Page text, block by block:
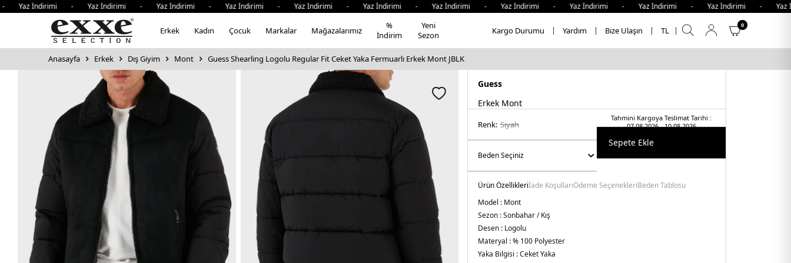
İndirimi - Yaz İndirimi - Yaz İndirimi - Yaz İndirimi - Yaz İndirimi - Yaz İndirimi - Yaz İndirimi - Yaz İndirimi - Yaz İndirimi - Yaz İndirimi - Yaz İndirimi -
Erkek Kadın Çocuk Markalar Mağazalarımız
%
İndirim
Yeni
Sezon
Kargo Durumu Yardım Bize Ulaşın TL
0
Anasayfa Erkek Dış Giyim Mont Guess Shearling Logolu Regular Fit Ceket Yaka Fermuarlı Erkek Mont JBLK
Guess
Erkek Mont
Tahmini Kargoya Teslimat Tarihi :
07.08.2026 - 10.08.2026
Renk: si̇yah
Sepete Ekle
Ürün Özellikleriİade KoşullarıÖdeme SeçenekleriBeden Tablosu
Model : Mont
Sezon :Sonbahar / Kış
Desen : Logolu
Materyal :% 100 Polyester
Yaka Bilgisi :Ceket Yaka